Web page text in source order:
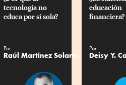
tecnología no
educa por sí sola?
Por
Raúl Martínez Solares
educación
financiera?
Por
Deisy Y.